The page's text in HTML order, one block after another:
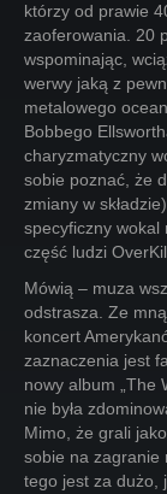
którzy od prawie
zaoferowania. 20
wspominając,
werwy jaką z
metalowego
Bobbego
charyzmatyczny
sobie poznać, że
zmiany w
specyficzny wokal
część ludzi
Mówią – muza
odstrasza. Ze
koncert
zaznaczenia jest
nowy album „The
nie była
Mimo, że grali
sobie na zagranie
tego jest za dużo,